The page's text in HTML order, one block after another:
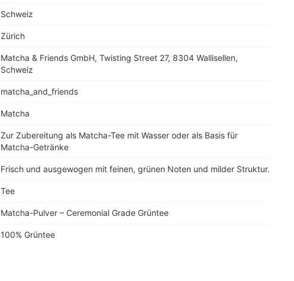
Schweiz
Zürich
Matcha & Friends GmbH, Twisting Street 27, 8304 Wallisellen,
Schweiz
matcha_and_friends
Matcha
Zur Zubereitung als Matcha-Tee mit Wasser oder als Basis für
Matcha-Getränke
Frisch und ausgewogen mit feinen, grünen Noten und milder Struktur.
Tee
Matcha-Pulver – Ceremonial Grade Grüntee
100% Grüntee